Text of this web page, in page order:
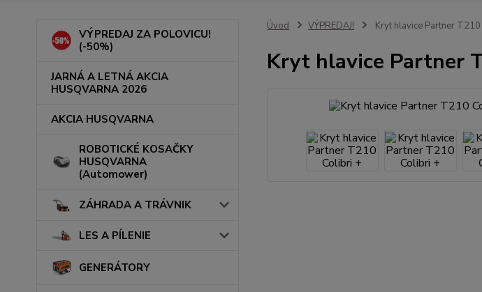
VÝPREDAJ ZA POLOVICU!
(-50%)
JARNÁ A LETNÁ AKCIA
HUSQVARNA 2026
AKCIA HUSQVARNA
ROBOTICKÉ KOSAČKY
HUSQVARNA
(Automower)
ZÁHRADA A TRÁVNIK
LES A PÍLENIE
GENERÁTORY
Úvod VÝPREDAJ! Kryt hlavice Partner
Kryt hlavice Partner